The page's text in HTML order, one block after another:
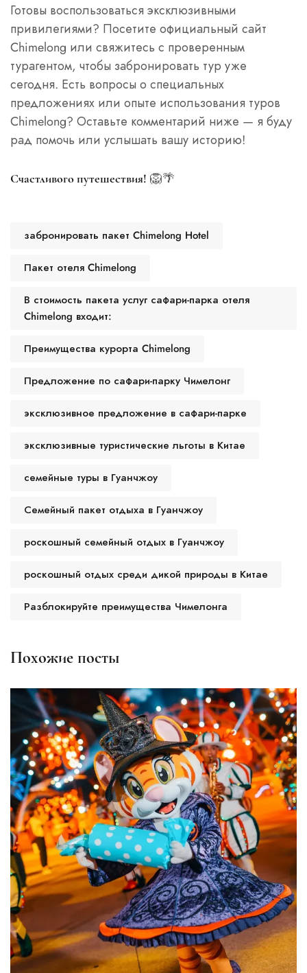
Готовы воспользоваться эксклюзивными
привилегиями? Посетите официальный сайт
Chimelong или свяжитесь с проверенным
турагентом, чтобы забронировать тур уже
сегодня. Есть вопросы о специальных
предложениях или опыте использования туров
Chimelong? Оставьте комментарий ниже — я буду
рад помочь или услышать вашу историю!
Счастливого путешествия! 🦁🌴
забронировать пакет Chimelong Hotel
Пакет отеля Chimelong
В стоимость пакета услуг сафари-парка отеля
Chimelong входит:
Преимущества курорта Chimelong
Предложение по сафари-парку Чимелонг
эксклюзивное предложение в сафари-парке
эксклюзивные туристические льготы в Китае
семейные туры в Гуанчжоу
Семейный пакет отдыха в Гуанчжоу
роскошный семейный отдых в Гуанчжоу
роскошный отдых среди дикой природы в Китае
Разблокируйте преимущества Чимелонга
Похожие посты